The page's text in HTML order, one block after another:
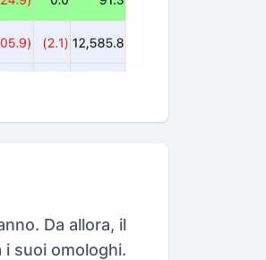
Da allora, il
i suoi omologhi.